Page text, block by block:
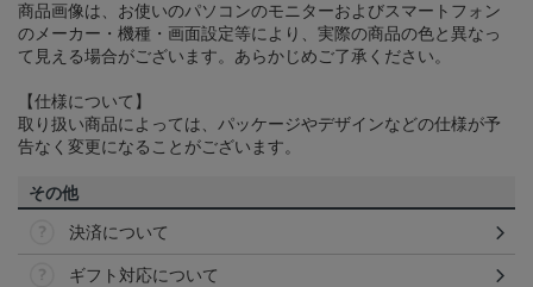
商品画像は、お使いのパソコンのモニターおよびスマートフォン
のメーカー・機種・画面設定等により、実際の商品の色と異なっ
て見える場合がございます。あらかじめご了承ください。
【仕様について】
取り扱い商品によっては、パッケージやデザインなどの仕様が予
告なく変更になることがございます。
その他
決済について
ギフト対応について